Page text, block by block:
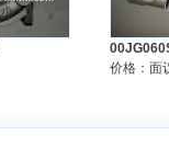
价格：面